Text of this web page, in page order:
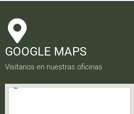
GOOGLE MAPS
Visítanos en nuestras oficinas